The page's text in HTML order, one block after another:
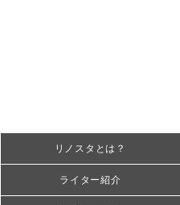
リノスタとは？
ライター紹介